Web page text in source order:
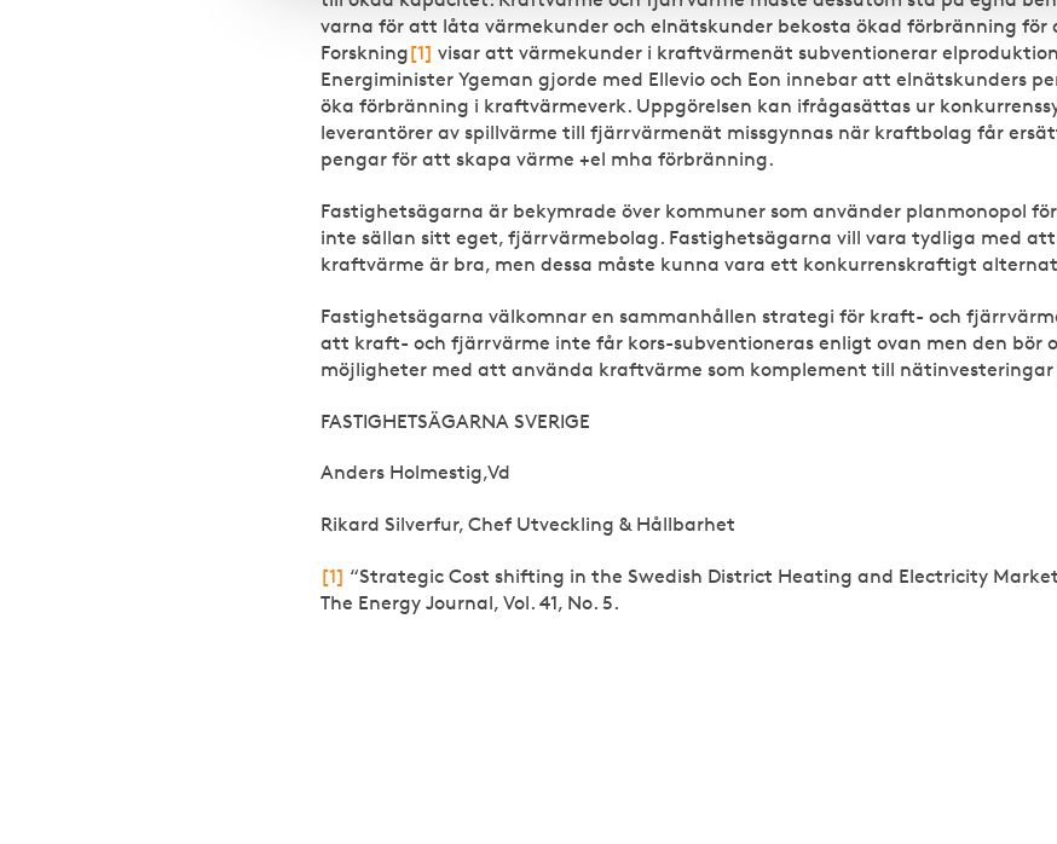
varna för att låta värmekunder och elnätskunder bekosta ökad förbränning
Forskning[1] visar att värmekunder i kraftvärmenät subventionerar
Energiminister Ygeman gjorde med Ellevio och Eon innebar att elnätskunders
öka förbränning i kraftvärmeverk. Uppgörelsen kan ifrågasättas ur
leverantörer av spillvärme till fjärrvärmenät missgynnas när kraftbolag får
pengar för att skapa värme +el mha förbränning.
Fastighetsägarna är bekymrade över kommuner som använder planmonopol
inte sällan sitt eget, fjärrvärmebolag. Fastighetsägarna vill vara tydliga med
kraftvärme är bra, men dessa måste kunna vara ett konkurrenskraftigt
Fastighetsägarna välkomnar en sammanhållen strategi för kraft- och
att kraft- och fjärrvärme inte får kors-subventioneras enligt ovan men den bör
möjligheter med att använda kraftvärme som komplement till nätinvesteringar
FASTIGHETSÄGARNA SVERIGE
Anders Holmestig,Vd
Rikard Silverfur, Chef Utveckling & Hållbarhet
[1] “Strategic Cost shifting in the Swedish District Heating and Electricity
The Energy Journal, Vol. 41, No. 5.